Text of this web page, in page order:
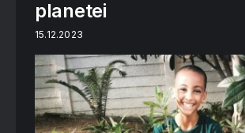
planetei
15.12.2023